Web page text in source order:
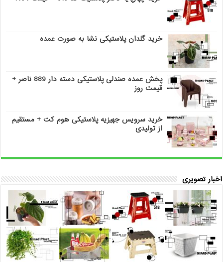
خرید گلدان پلاستیکی نشا به صورت عمده
پخش عمده صندلی پلاستیکی دسته دار 889 ناصر +
قیمت روز
خرید سرویس جهیزیه پلاستیکی هوم کت + مستقیم
از تولیدی
اخبار تصویری